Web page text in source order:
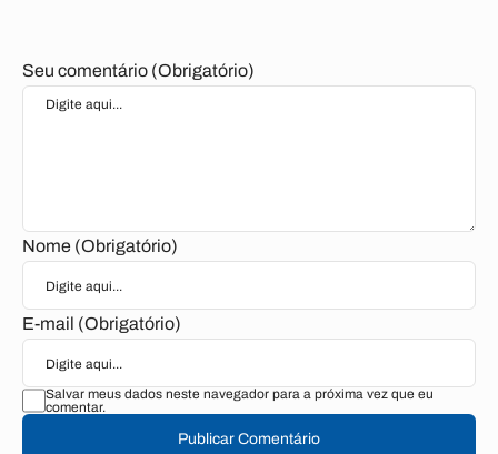
Seu comentário (Obrigatório)
Nome (Obrigatório)
E-mail (Obrigatório)
Salvar meus dados neste navegador para a próxima vez que eu
comentar.
Publicar Comentário